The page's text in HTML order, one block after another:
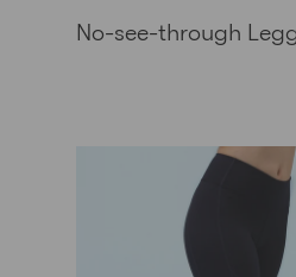
No-see-through